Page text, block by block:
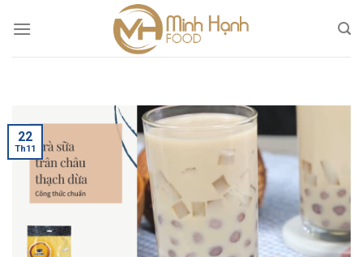
22
Th11